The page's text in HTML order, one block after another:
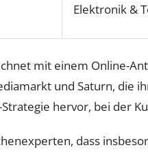
Elektronik &
mit einem Online-
und Saturn, die
hervor, bei der
dass